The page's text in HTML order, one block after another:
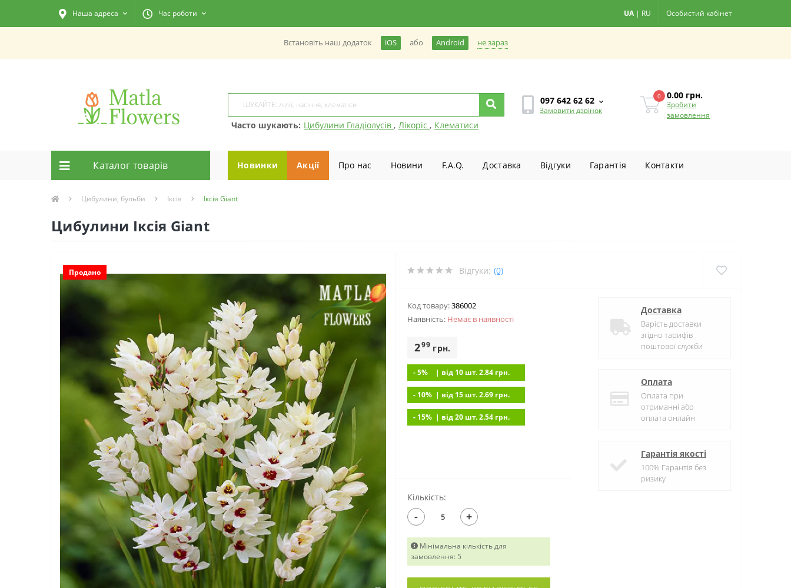
Наша адреса Час роботи UA | RU Особистий кабінет
Встановiть наш додаток iOS або Android не зараз
Часто шукають: Цибулини Гладіолусів , Лікоріс , Клематиси
097 642 62 62
Замовити дзвінок
0 0.00 грн.
Зробити
замовлення
Каталог товарiв Новинки Акції Про нас Новини F.A.Q. Доставка Вiдгуки Гарантiя Контакти
Цибулини, бульби Іксія Іксія Giant
Цибулини Іксія Giant
Продано Відгуки: (0)
Код товару:386002
Наявність: Немає в наявностi
299грн.
- 5% | вiд 10 шт. 2.84 грн.
- 10% | вiд 15 шт. 2.69 грн.
- 15% | вiд 20 шт. 2.54 грн.
Доставка
Варість доставки
згідно тарифів
поштової служби
Оплата
Оплата при
отриманні або
оплата онлайн
Гарантія якості
100% Гарантія без
ризику
Кількість:
- +
Мінімальна кількість для
замовлення: 5